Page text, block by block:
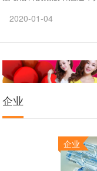
2020-01-04
企业
企业